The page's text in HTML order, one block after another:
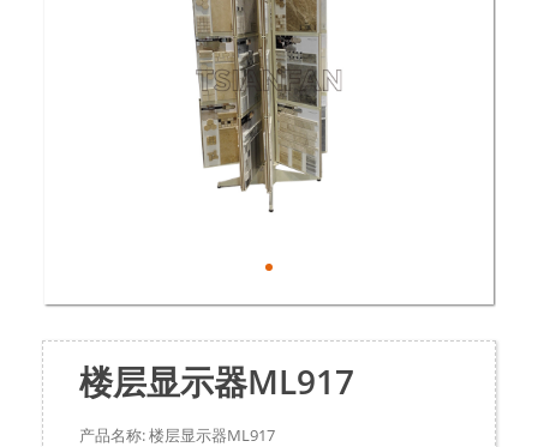
楼层显示器ML917
产品名称: 楼层显示器ML917